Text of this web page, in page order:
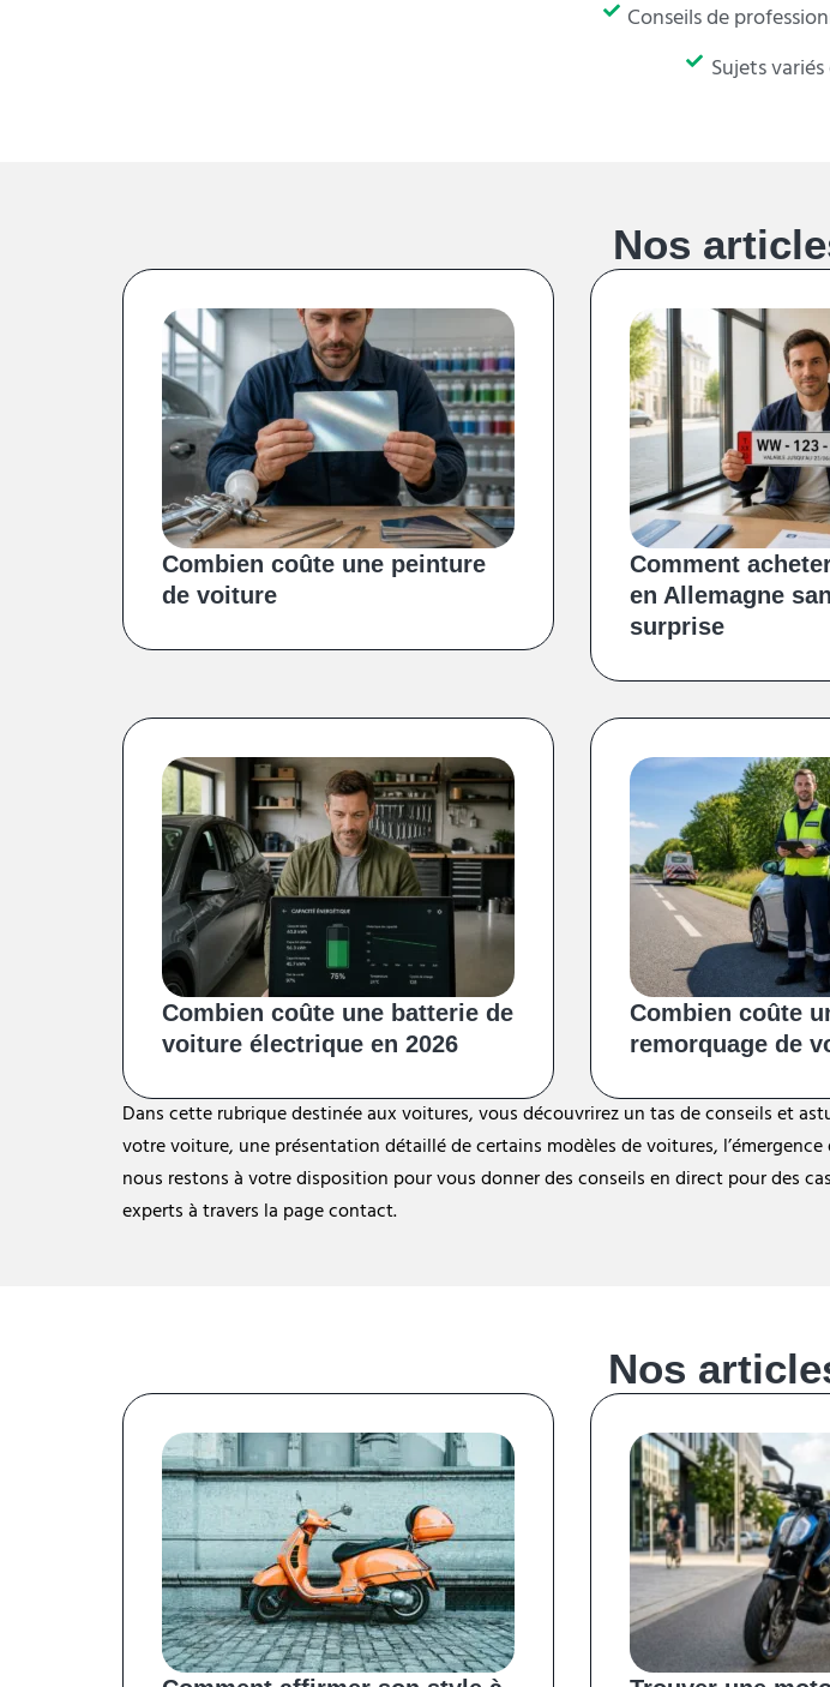
Conseils de
Sujets
Nos
Combien coûte une peinture
de voiture
Comment
en Allemagne
surprise
Combien coûte une batterie de
voiture électrique en 2026
Combien coûte
remorquage de
Dans cette rubrique destinée aux voitures, vous découvrirez un tas de conseils et
votre voiture, une présentation détaillé de certains modèles de voitures,
nous restons à votre disposition pour vous donner des conseils en direct pour des
experts à travers la page contact.
Nos